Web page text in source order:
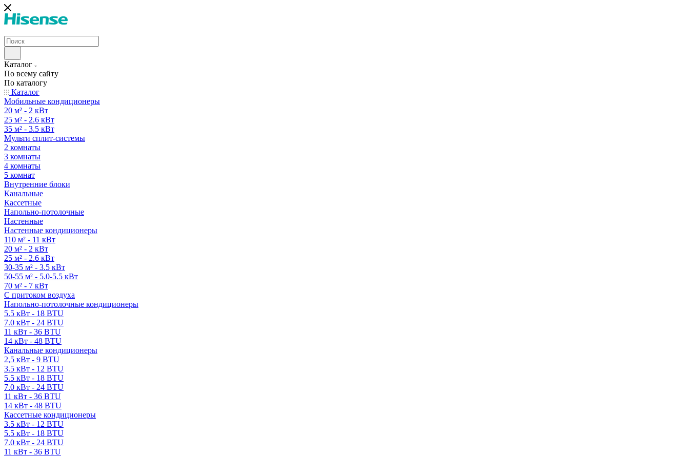
Каталог
По всему сайту
По каталогу
Каталог
Мобильные кондиционеры
20 м² - 2 кВт
25 м² - 2.6 кВт
35 м² - 3.5 кВт
Мульти сплит-системы
2 комнаты
3 комнаты
4 комнаты
5 комнат
Внутренние блоки
Канальные
Кассетные
Напольно-потолочные
Настенные
Настенные кондиционеры
110 м² - 11 кВт
20 м² - 2 кВт
25 м² - 2.6 кВт
30-35 м² - 3.5 кВт
50-55 м² - 5.0-5.5 кВт
70 м² - 7 кВт
С притоком воздуха
Напольно-потолочные кондиционеры
5.5 кВт - 18 BTU
7.0 кВт - 24 BTU
11 кВт - 36 BTU
14 кВт - 48 BTU
Канальные кондиционеры
2,5 кВт - 9 BTU
3.5 кВт - 12 BTU
5.5 кВт - 18 BTU
7.0 кВт - 24 BTU
11 кВт - 36 BTU
14 кВт - 48 BTU
Кассетные кондиционеры
3.5 кВт - 12 BTU
5.5 кВт - 18 BTU
7.0 кВт - 24 BTU
11 кВт - 36 BTU